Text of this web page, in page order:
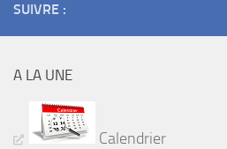
SUIVRE :
A LA UNE
Calendrier